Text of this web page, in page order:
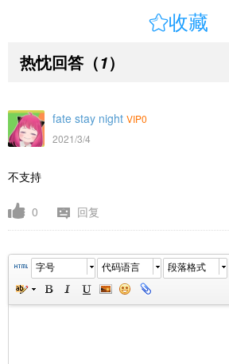
收藏
热忱回答 （1）
fate stay night VIP0
2021/3/4
不支持
0 回复
字号 代码语言 段落格式